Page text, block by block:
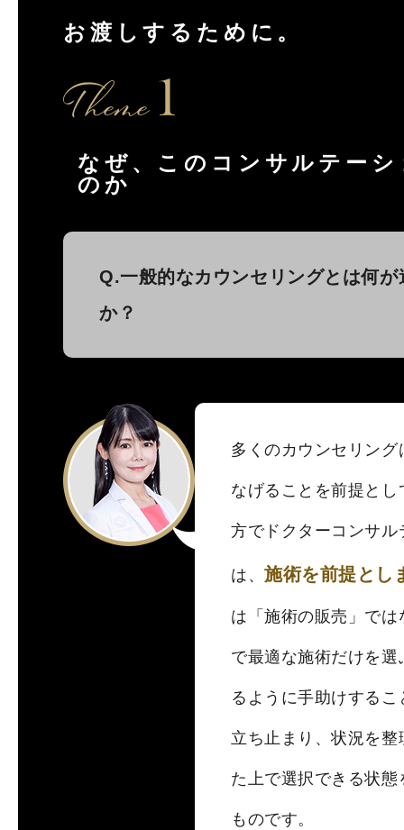
お渡しするために。
Theme1
なぜ、このコンサルテー
のか
Q.一般的なカウンセリングとは何
か？
多くのカウンセリング
なげることを前提とし
方でドクターコンサル
は、施術を前提とし
は「施術の販売」では
で最適な施術だけを選
るように手助けする
立ち止まり、状況を整
た上で選択できる状態
ものです。